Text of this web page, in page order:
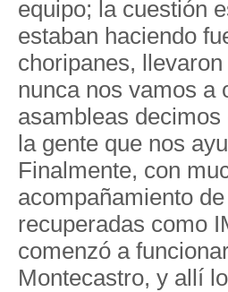
equipo; la cuestión
estaban haciendo
choripanes,
nunca nos vamos a
asambleas
la gente que nos
Finalmente, con
acompañamiento
recuperadas como
comenzó a
Montecastro, y allí